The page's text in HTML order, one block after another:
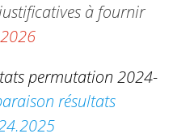
à fournir
permutation 2024-
résultats